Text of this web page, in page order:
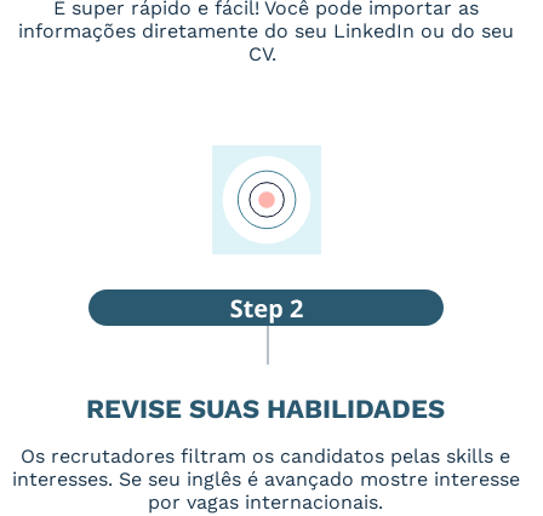
É super rápido e fácil! Você pode importar as
informações diretamente do seu LinkedIn ou do seu
CV.
REVISE SUAS HABILIDADES
Os recrutadores filtram os candidatos pelas skills e
interesses. Se seu inglês é avançado mostre interesse
por vagas internacionais.